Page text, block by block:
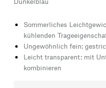
Sommerliches
kühlenden
Ungewöhnlich fein:
Leicht transparent: mit
kombinieren